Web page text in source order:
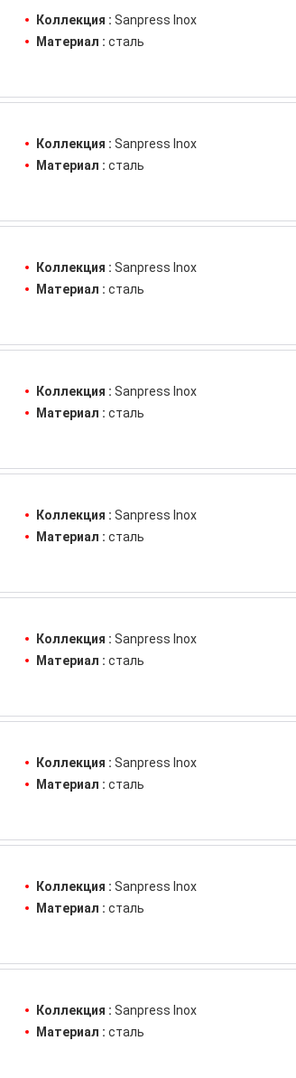
Коллекция : Sanpress Inox
Материал : сталь
Коллекция : Sanpress Inox
Материал : сталь
Коллекция : Sanpress Inox
Материал : сталь
Коллекция : Sanpress Inox
Материал : сталь
Коллекция : Sanpress Inox
Материал : сталь
Коллекция : Sanpress Inox
Материал : сталь
Коллекция : Sanpress Inox
Материал : сталь
Коллекция : Sanpress Inox
Материал : сталь
Коллекция : Sanpress Inox
Материал : сталь